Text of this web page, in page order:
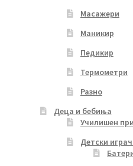
Масажери
Маникир
Педикир
Термометри
Разно
Деца и бебиња
Училишен
Детски